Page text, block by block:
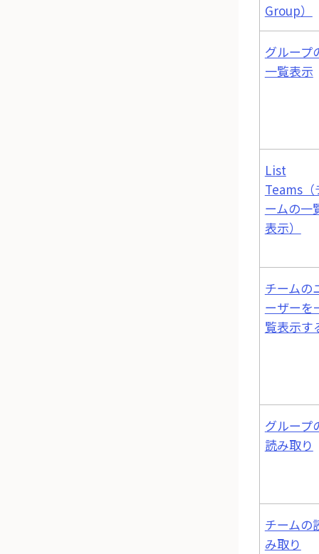
Group）
グループ
一覧表示
List
Teams（
ームの一
表示）
チームの
ーザーを
覧表示す
グループ
読み取り
チームの
み取り